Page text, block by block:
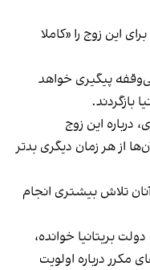
۱۰ سال زندان برای این زوج را «کاملا
پیگیری خواهد
بازگردند.
درباره این زوج
از هر زمان دیگری بدتر
تلاش بیشتری انجام
بریتانیا خوانده،
مکرر درباره اولویت